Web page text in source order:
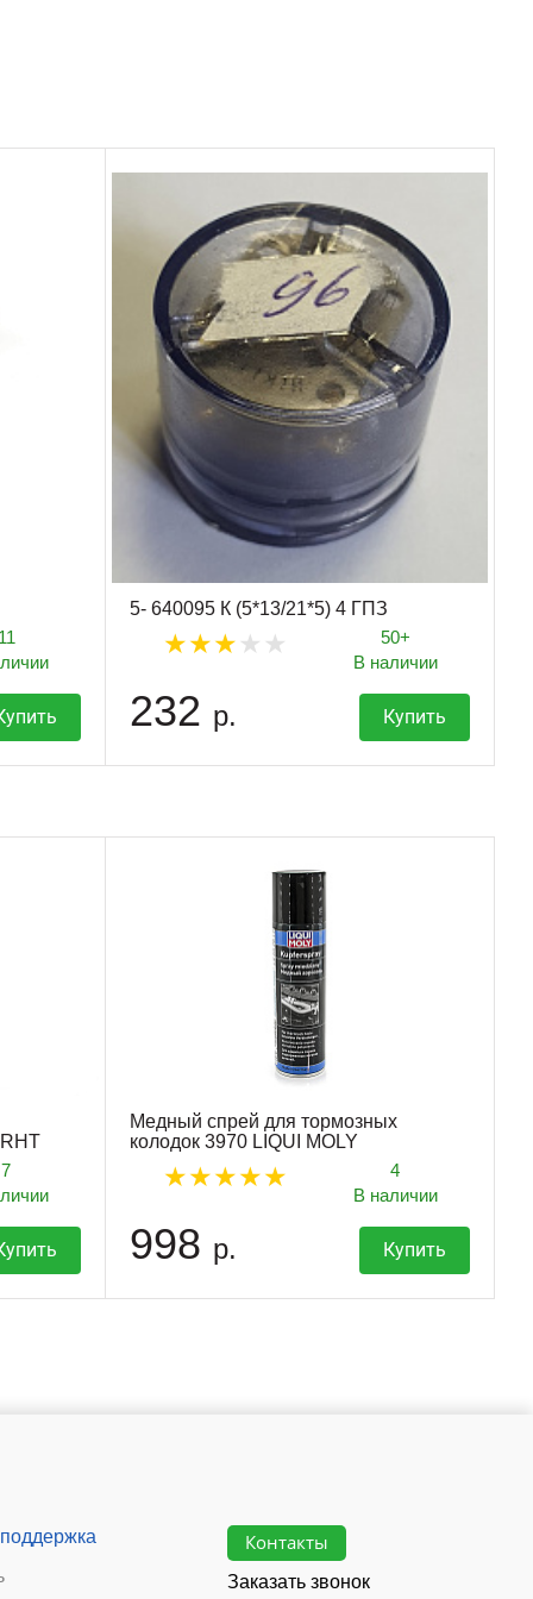
5- 640095 К (5*13/21*5) 4 ГПЗ
50+
В наличии
232 р. Купить
7
Медный спрей для тормозных
колодок 3970 LIQUI MOLY
4
В наличии
998 р. Купить
Контакты
Заказать звонок